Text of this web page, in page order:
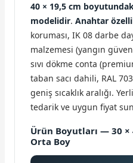
40 × 19,5 cm
modelidir. Anahtar
koruması, IK 08 darbe
malzemesi (yangın
sıvı dökme conta
taban sacı dahili, RAL
geniş sıcaklık aralığı.
tedarik ve uygun fiyat
Ürün Boyutları — 30 ×
Orta Boy